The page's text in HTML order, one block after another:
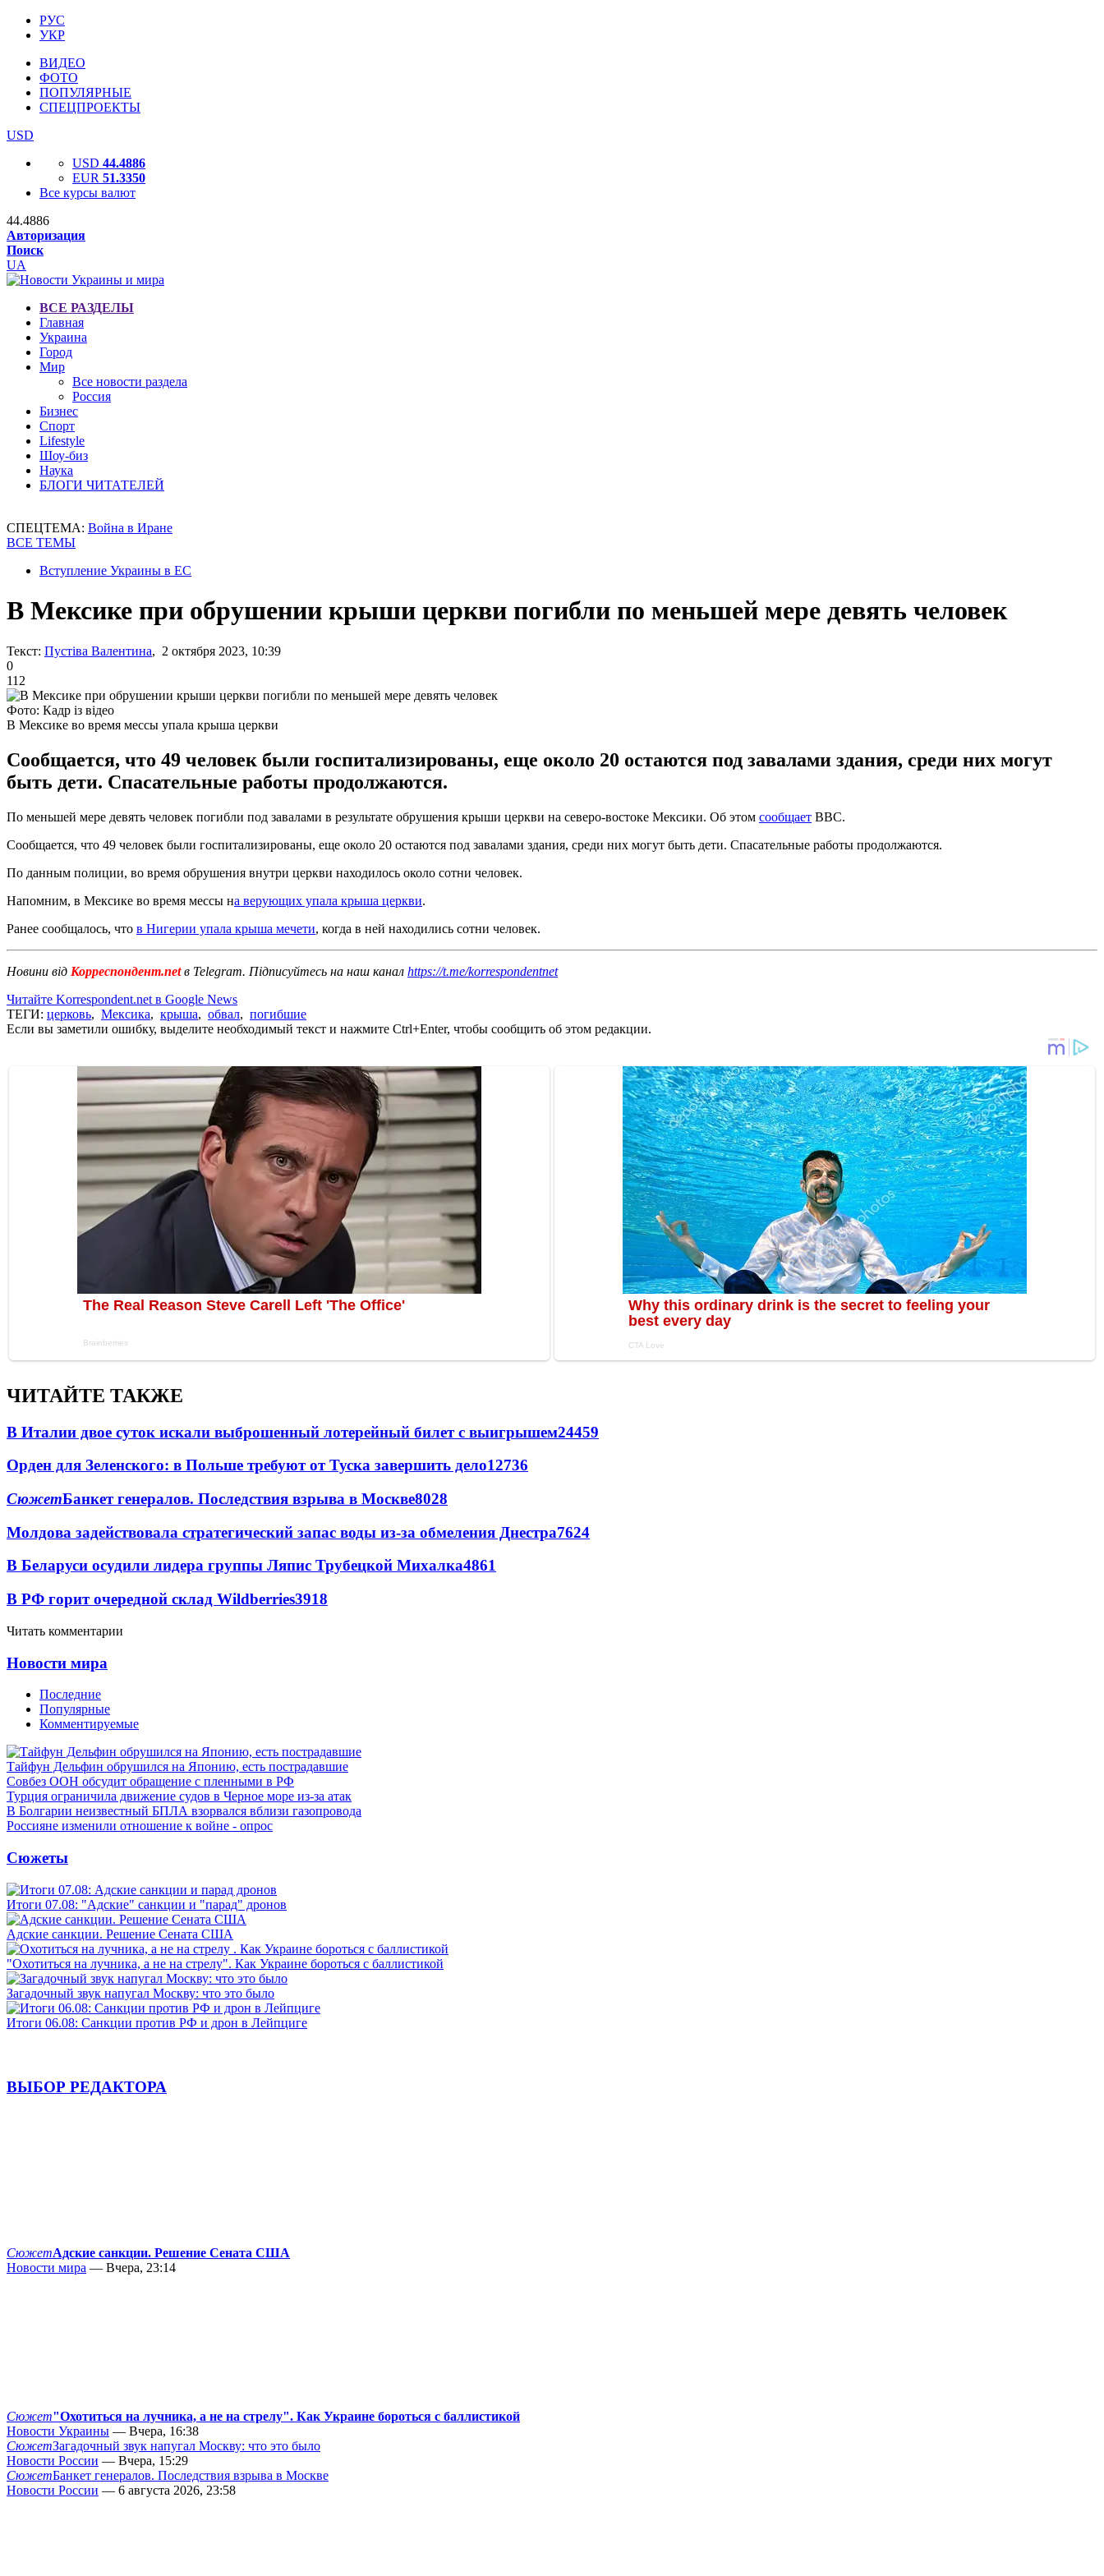
РУС
УКР
ВИДЕО
ФОТО
ПОПУЛЯРНЫЕ
СПЕЦПРОЕКТЫ
USD
USD 44.4886
EUR 51.3350
Все курсы валют
44.4886
Авторизация
Поиск
UA
ВСЕ РАЗДЕЛЫ
Главная
Украина
Город
Мир
Все новости раздела
Россия
Бизнес
Спорт
Lifestyle
Шоу-биз
Наука
БЛОГИ ЧИТАТЕЛЕЙ
СПЕЦТЕМА: Война в Иране
ВСЕ ТЕМЫ
Вступление Украины в ЕС
В Мексике при обрушении крыши церкви погибли по меньшей мере девять человек
Текст: Пустіва Валентина, 2 октября 2023, 10:39
0
112
Фото: Кадр із відео
В Мексике во время мессы упала крыша церкви
Сообщается, что 49 человек были госпитализированы, еще около 20 остаются под завалами здания, среди них могут
быть дети. Спасательные работы продолжаются.
По меньшей мере девять человек погибли под завалами в результате обрушения крыши церкви на северо-востоке Мексики. Об этом сообщает BBC.
Сообщается, что 49 человек были госпитализированы, еще около 20 остаются под завалами здания, среди них могут быть дети. Спасательные работы продолжаются.
По данным полиции, во время обрушения внутри церкви находилось около сотни человек.
Напомним, в Мексике во время мессы на верующих упала крыша церкви.
Ранее сообщалось, что в Нигерии упала крыша мечети, когда в ней находились сотни человек.
Новини від Корреспондент.netв Telegram. Підписуйтесь на наш канал https://t.me/korrespondentnet
Читайте Korrespondent.net в Google News
ТЕГИ: церковь, Мексика, крыша, обвал, погибшие
Если вы заметили ошибку, выделите необходимый текст и нажмите Ctrl+Enter, чтобы сообщить об этом редакции.
ЧИТАЙТЕ ТАКЖЕ
В Италии двое суток искали выброшенный лотерейный билет с выигрышем24459
Орден для Зеленского: в Польше требуют от Туска завершить дело12736
СюжетБанкет генералов. Последствия взрыва в Москве8028
Молдова задействовала стратегический запас воды из-за обмеления Днестра7624
В Беларуси осудили лидера группы Ляпис Трубецкой Михалка4861
В РФ горит очередной склад Wildberries3918
Читать комментарии
Новости мира
Последние
Популярные
Комментируемые
Тайфун Дельфин обрушился на Японию, есть пострадавшие
Совбез ООН обсудит обращение с пленными в РФ
Турция ограничила движение судов в Черное море из-за атак
В Болгарии неизвестный БПЛА взорвался вблизи газопровода
Россияне изменили отношение к войне - опрос
Сюжеты
Итоги 07.08: "Адские" санкции и "парад" дронов
Адские санкции. Решение Сената США
"Охотиться на лучника, а не на стрелу". Как Украине бороться с баллистикой
Загадочный звук напугал Москву: что это было
Итоги 06.08: Санкции против РФ и дрон в Лейпциге
ВЫБОР РЕДАКТОРА
СюжетАдские санкции. Решение Сената США
Новости мира — Вчера, 23:14
Сюжет"Охотиться на лучника, а не на стрелу". Как Украине бороться с баллистикой
Новости Украины — Вчера, 16:38
СюжетЗагадочный звук напугал Москву: что это было
Новости России — Вчера, 15:29
СюжетБанкет генералов. Последствия взрыва в Москве
Новости России — 6 августа 2026, 23:58